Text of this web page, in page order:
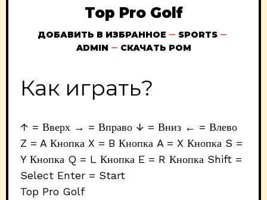
Top Pro Golf
ДОБАВИТЬ В ИЗБРАННОЕ
SPORTS
ADMIN
СКАЧАТЬ РОМ
Как играть?
↑ = Вверх → = Вправо ↓ = Вниз ← = Влево
Z = A Кнопка X = B Кнопка A = X Кнопка S =
Y Кнопка Q = L Кнопка E = R Кнопка Shift =
Select Enter = Start
Top Pro Golf